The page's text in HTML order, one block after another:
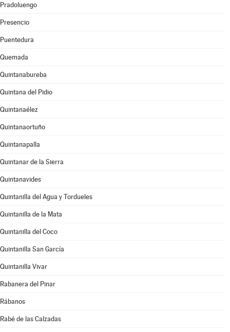
Pradoluengo
Presencio
Puentedura
Quemada
Quintanabureba
Quintana del Pidio
Quintanaélez
Quintanaortuño
Quintanapalla
Quintanar de la Sierra
Quintanavides
Quintanilla del Agua y Tordueles
Quintanilla de la Mata
Quintanilla del Coco
Quintanilla San García
Quintanilla Vivar
Rabanera del Pinar
Rábanos
Rabé de las Calzadas